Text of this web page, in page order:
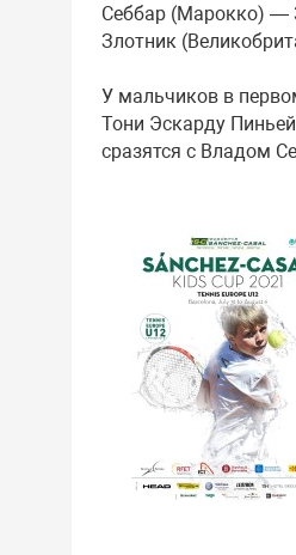
Себбар (Марокко) —
Злотник
У мальчиков в
Тони Эскарду
сразятся с Владом